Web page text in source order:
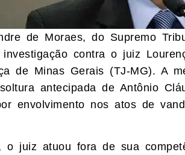
de Moraes, do Supremo
contra o juiz
de Minas Gerais (TJ-MG). A
antecipada de Antônio
envolvimento nos atos de
o juiz atuou fora de sua